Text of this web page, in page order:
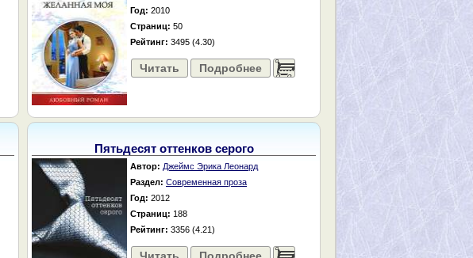
Год: 2010
Страниц: 50
Рейтинг: 3495 (4.30)
Читать Подробнее ......
Пятьдесят оттенков серого
Автор: Джеймс Эрика Леонард
Раздел: Современная проза
Год: 2012
Страниц: 188
Рейтинг: 3356 (4.21)